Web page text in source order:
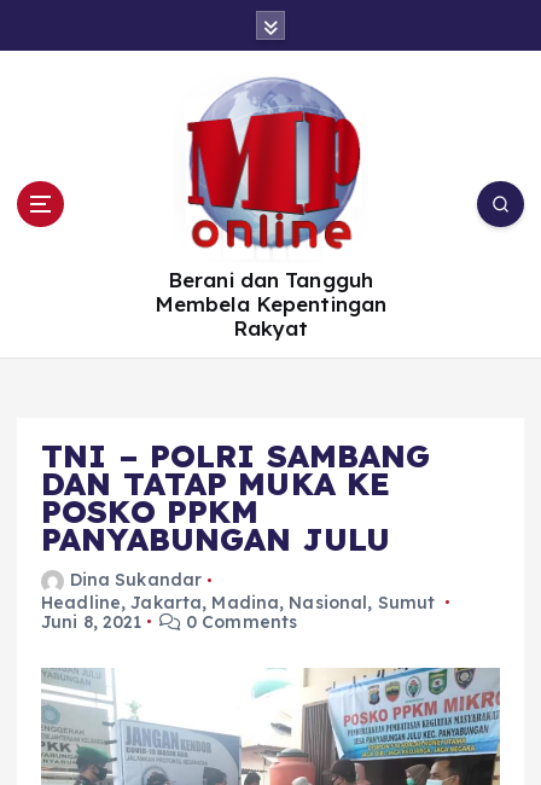
Berani dan Tangguh
Membela Kepentingan
Rakyat
TNI – POLRI SAMBANG
DAN TATAP MUKA KE
POSKO PPKM
PANYABUNGAN JULU
Dina Sukandar
Headline,Jakarta, Madina, Nasional, Sumut
Juni 8, 2021
0 Comments